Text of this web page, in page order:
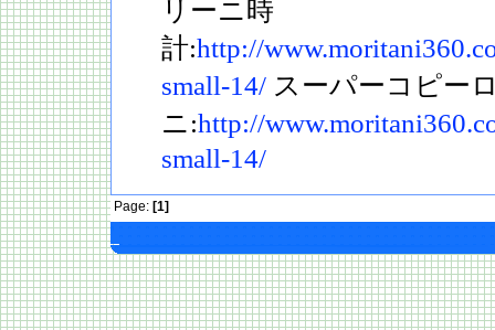
リーニ時
計:http://
small-14/ スーパーコピー
ニ:http://
small-14/
Page: [1]